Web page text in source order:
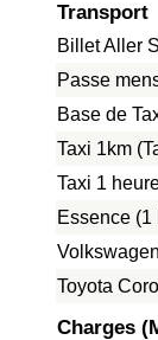
Transport
Billet Aller
Passe
Base de
Taxi 1km
Taxi 1
Essence (1
Toyota
Charges